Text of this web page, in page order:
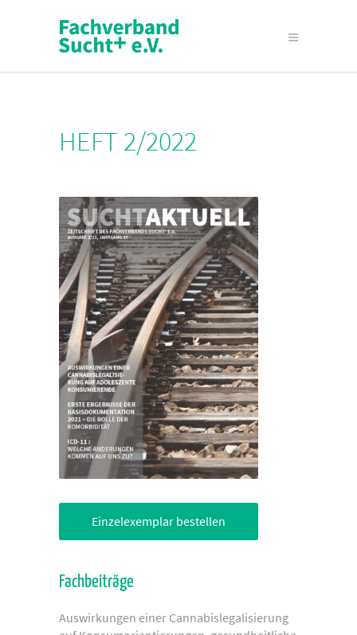
HEFT 2/2022
Einzelexemplar bestellen
Fachbeiträge
Auswirkungen einer Cannabislegalisierung